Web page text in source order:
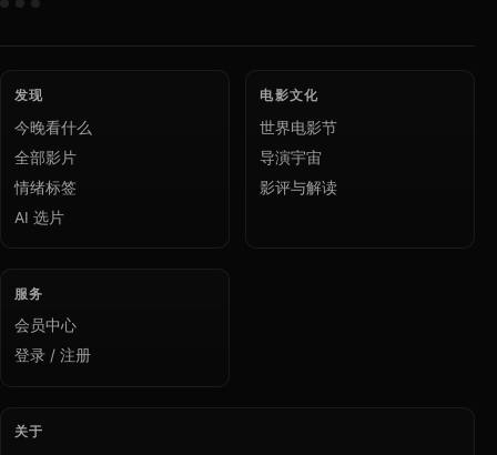
发现
今晚看什么
全部影片
情绪标签
AI 选片
电影文化
世界电影节
导演宇宙
影评与解读
服务
会员中心
登录 / 注册
关于